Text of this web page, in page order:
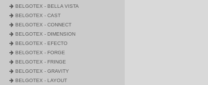
BELGOTEX - BELLA VISTA
BELGOTEX - CAST
BELGOTEX - CONNECT
BELGOTEX - DIMENSION
BELGOTEX - EFECTO
BELGOTEX - FORGE
BELGOTEX - FRINGE
BELGOTEX - GRAVITY
BELGOTEX - LAYOUT